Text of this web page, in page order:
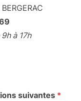
à 17h
suivantes *